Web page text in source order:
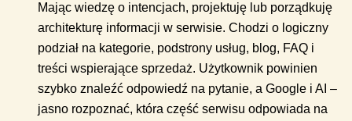
Mając wiedzę o intencjach, projektuję lub porządkuję
architekturę informacji w serwisie. Chodzi o logiczny
podział na kategorie, podstrony usług, blog, FAQ i
treści wspierające sprzedaż. Użytkownik powinien
szybko znaleźć odpowiedź na pytanie, a Google i AI –
jasno rozpoznać, która część serwisu odpowiada na